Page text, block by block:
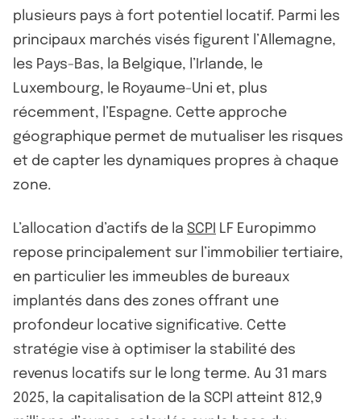
plusieurs pays à fort potentiel locatif. Parmi les
principaux marchés visés figurent l’Allemagne,
les Pays-Bas, la Belgique, l’Irlande, le
Luxembourg, le Royaume-Uni et, plus
récemment, l’Espagne. Cette approche
géographique permet de mutualiser les risques
et de capter les dynamiques propres à chaque
zone.
L’allocation d’actifs de la SCPI LF Europimmo
repose principalement sur l’immobilier tertiaire,
en particulier les immeubles de bureaux
implantés dans des zones offrant une
profondeur locative significative. Cette
stratégie vise à optimiser la stabilité des
revenus locatifs sur le long terme. Au 31 mars
2025, la capitalisation de la SCPI atteint 812,9